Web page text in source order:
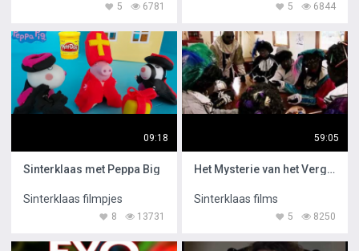
6781
5 6844
5
09:18
Sinterklaas met Peppa Big
Sinterklaas filmpjes
13731
8
59:05
Het Mysterie van het Vergeten Boek
Sinterklaas films
8250
5